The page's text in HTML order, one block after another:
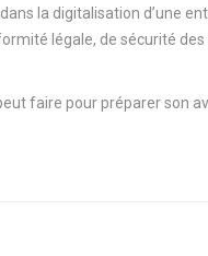
la digitalisation d’une
légale, de sécurité
faire pour préparer son